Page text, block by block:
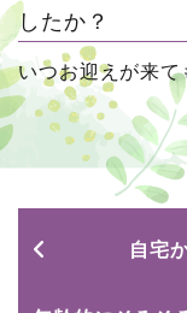
したか？
いつお迎えが来て
自宅